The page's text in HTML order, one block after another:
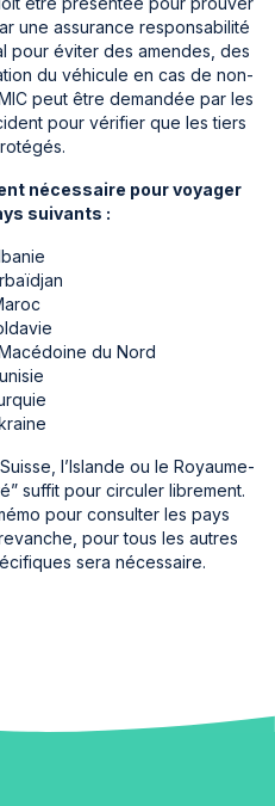
une assurance responsabilité
pour éviter des amendes, des
du véhicule en cas de non-
peut être demandée par les
pour vérifier que les tiers
nécessaire pour voyager
suivants :
du Nord
l’Islande ou le Royaume-
suffit pour circuler librement.
pour consulter les pays
pour tous les autres
sera nécessaire.